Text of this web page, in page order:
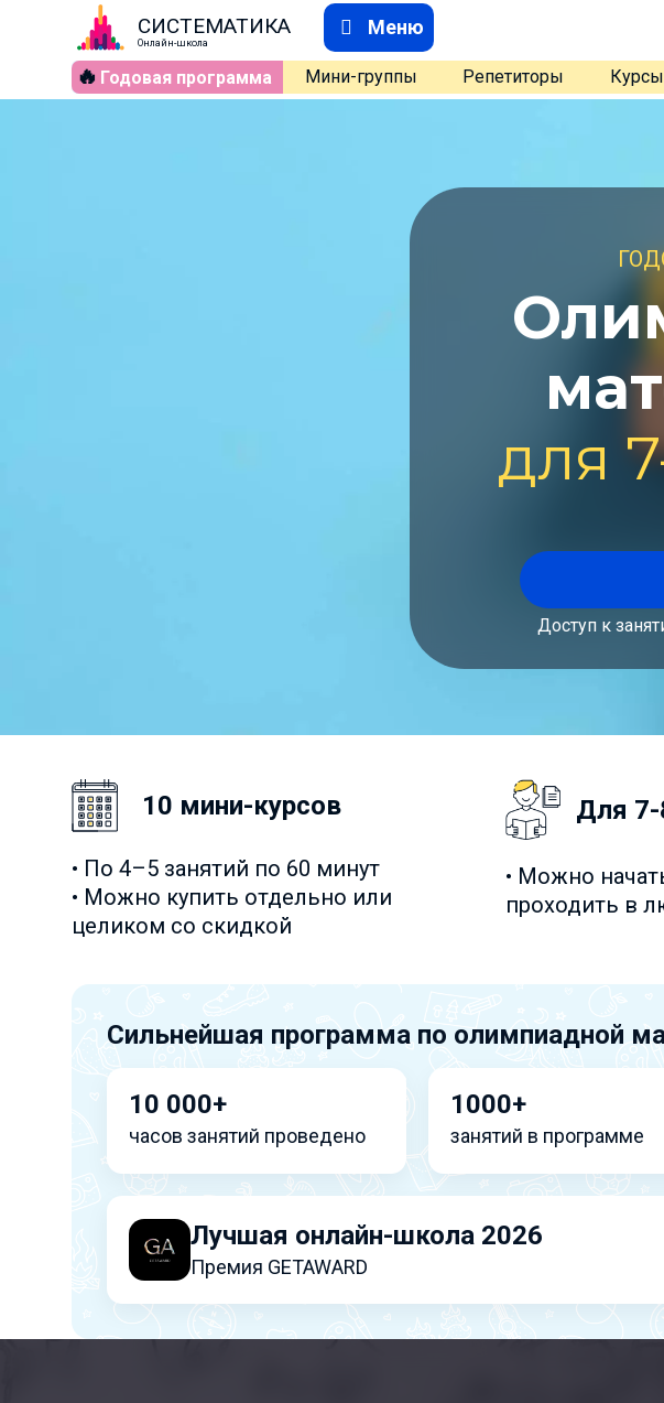
СИСТЕМАТИКА
Онлайн-школа
Меню
🔥 Годовая программа Мини-группы Репетиторы Курсы
для
Доступ к
10 мини-курсов
• По 4–5 занятий по 60 минут
• Можно купить отдельно или
целиком со скидкой
Для 7-
• Можно
проходить в
Сильнейшая программа по олимпиадной
10 000+
часов занятий проведено
1000+
занятий в программе
Лучшая онлайн-школа 2026
Премия GETAWARD